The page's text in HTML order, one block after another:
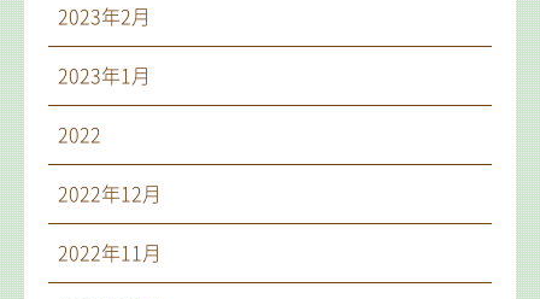
2023年2月
2023年1月
2022
2022年12月
2022年11月